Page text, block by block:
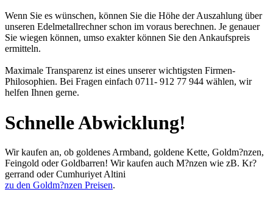
Wenn Sie es wünschen, können Sie die Höhe der Auszahlung über
unseren Edelmetallrechnerschon im voraus berechnen. Je genauer
Sie wiegen können, umso exakter können Sie den Ankaufspreis
ermitteln.
Maximale Transparenz ist eines unserer wichtigsten Firmen-
Philosophien. Bei Fragen einfach 0711- 912 77 944 wählen, wir
helfen Ihnen gerne.
Schnelle Abwicklung!
Wir kaufen an, ob goldenes Armband, goldene Kette, Goldm?nzen,
Feingold oder Goldbarren! Wir kaufen auch M?nzen wie zB. Kr?
gerrand oder Cumhuriyet Altini
zu den Goldm?nzen Preisen.